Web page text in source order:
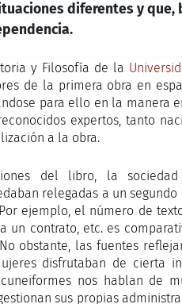
diferentes y que,
y Filosofía de la
de la primera obra en
para ello en la manera
expertos, tanto
a la obra.
del libro, la sociedad
relegadas a un
ejemplo, el número de
un contrato, etc. es
obstante, las fuentes
disfrutaban de cierta
nos hablan de
sus propias